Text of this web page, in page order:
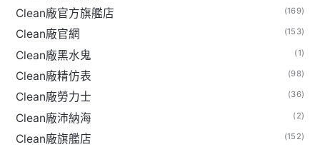
Clean廠官方旗艦店 (169)
Clean廠官網 (153)
Clean廠黑水鬼 (1)
Clean廠精仿表 (98)
Clean廠勞力士 (36)
Clean廠沛納海 (2)
Clean廠旗艦店 (152)